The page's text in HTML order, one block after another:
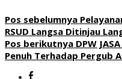
Pos sebelumnya
RSUD Langsa Ditinjau
Pos berikutnya DPW
Penuh Terhadap Pergub